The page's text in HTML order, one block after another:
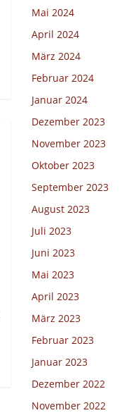
Mai 2024
April 2024
März 2024
Februar 2024
Januar 2024
Dezember 2023
November 2023
Oktober 2023
September 2023
August 2023
Juli 2023
Juni 2023
Mai 2023
April 2023
März 2023
Februar 2023
Januar 2023
Dezember 2022
November 2022